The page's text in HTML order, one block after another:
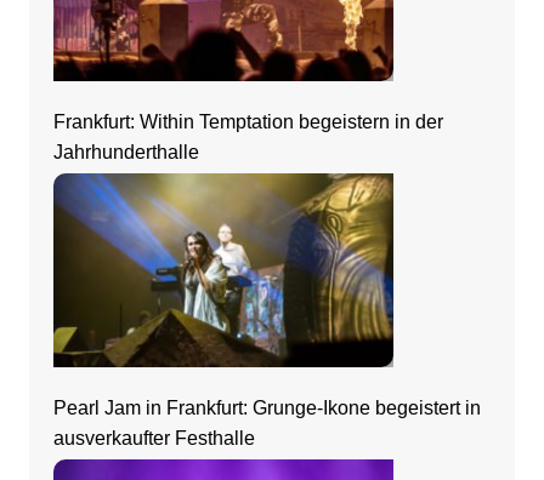
Frankfurt: Within Temptation begeistern in der
Jahrhunderthalle
Pearl Jam in Frankfurt: Grunge-Ikone begeistert in
ausverkaufter Festhalle